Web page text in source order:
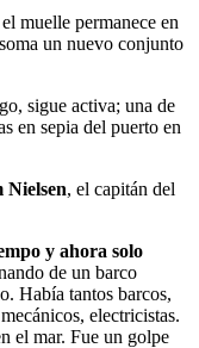
muelle permanece en
un nuevo conjunto
sigue activa; una de
en sepia del puerto en
Nielsen, el capitán del
y ahora solo
de un barco
Había tantos barcos,
electricistas.
el mar. Fue un golpe